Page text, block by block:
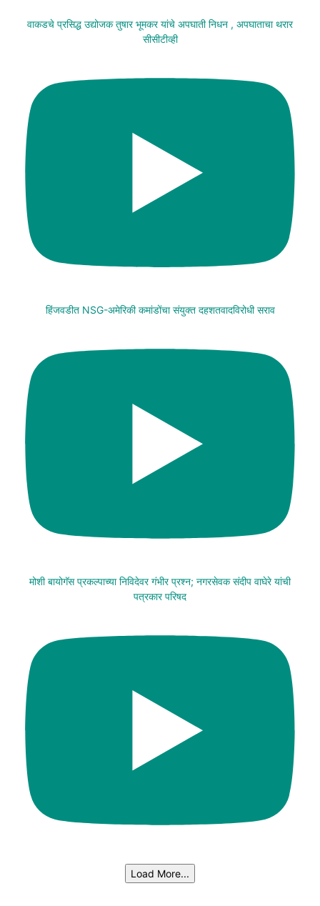
वाकडचे प्रसिद्ध उद्योजक तुषार भूमकर यांचे अपघाती निधन , अपघाताचा थरार
सीसीटीव्ही
हिंजवडीत NSG-अमेरिकी कमांडोंचा संयुक्त दहशतवादविरोधी सराव
मोशी बायोगॅस प्रकल्पाच्या निविदेवर गंभीर प्रश्न; नगरसेवक संदीप वाघेरे यांची
पत्रकार परिषद
Load More...